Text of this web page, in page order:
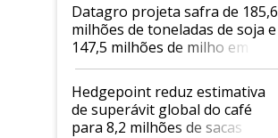
Datagro projeta safra de 185,6
milhões de toneladas de soja e
147,5 milhões de milho em
2026/27
Hedgepoint reduz estimativa
de superávit global do café
para 8,2 milhões de sacas